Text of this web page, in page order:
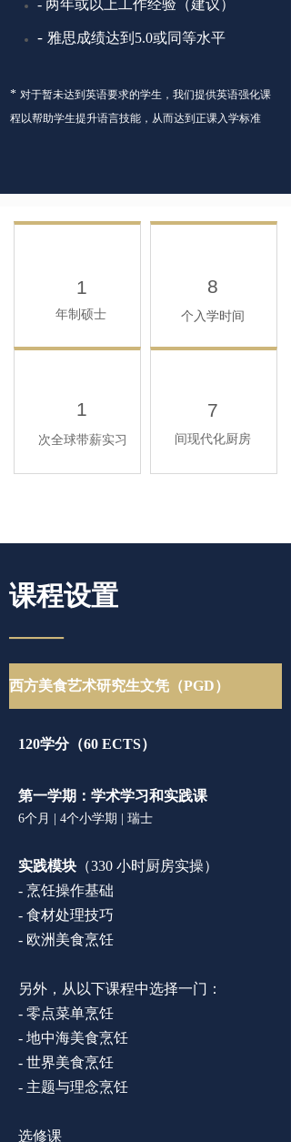
- 两年或以上工作经验（建议）
- 雅思成绩达到5.0或同等水平
* 对于暂未达到英语要求的学生，我们提供英语强化课
程以帮助学生提升语言技能，从而达到正课入学标准
1
次全球带薪实习
个入学时间
8
1
7
间现代化厨房
年制硕士
西方美食艺术研究生文凭（PGD）
120学分（60 ECTS）
第一学期：学术学习和实践课
6个月 | 4个小学期 | 瑞士
实践模块 （330 小时厨房实操）
- 烹饪操作基础
- 食材处理技巧
- 欧洲美食烹饪
另外，从以下课程中选择一门：
- 零点菜单烹饪
- 地中海美食烹饪
- 世界美食烹饪
- 主题与理念烹饪
选修课
课程设置
——